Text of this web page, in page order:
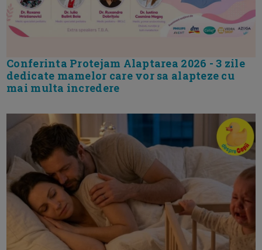
Conferinta Protejam Alaptarea 2026 - 3 zile
dedicate mamelor care vor sa alapteze cu
mai multa incredere